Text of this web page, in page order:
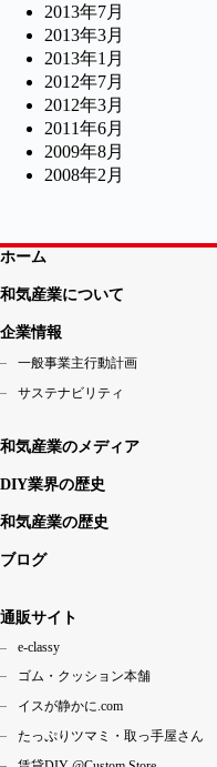
2013年7月
2013年3月
2013年1月
2012年7月
2012年3月
2011年6月
2009年8月
2008年2月
ホーム
和気産業について
企業情報
一般事業主行動計画
サステナビリティ
和気産業のメディア
DIY業界の歴史
和気産業の歴史
ブログ
通販サイト
e-classy
ゴム・クッション本舗
イスが静かに.com
たっぷりツマミ・取っ手屋さん